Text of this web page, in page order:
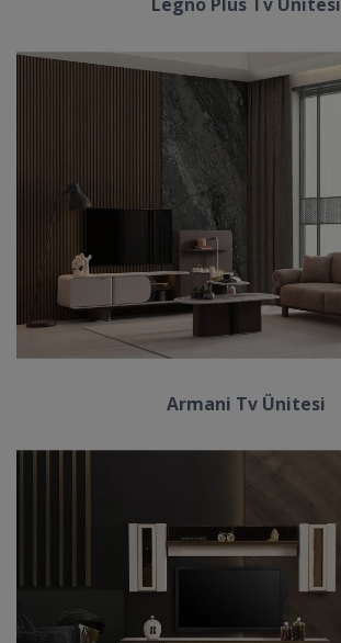
Armani Tv Ünitesi